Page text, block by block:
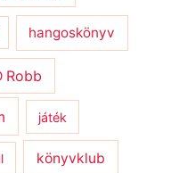
hangoskönyv
Robb
játék
könyvklub